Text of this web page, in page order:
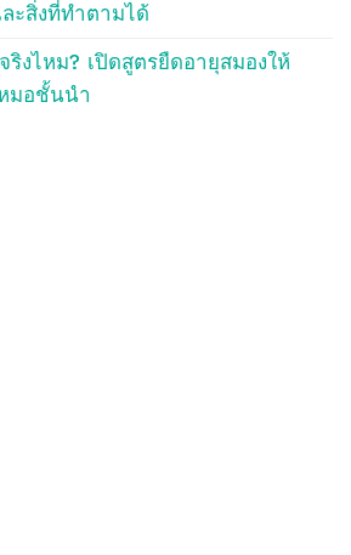
ะสิ่งที่ทำตามได้
ริงไหม? เปิดสูตรยืดอายุสมองให้
มอชั้นนำ